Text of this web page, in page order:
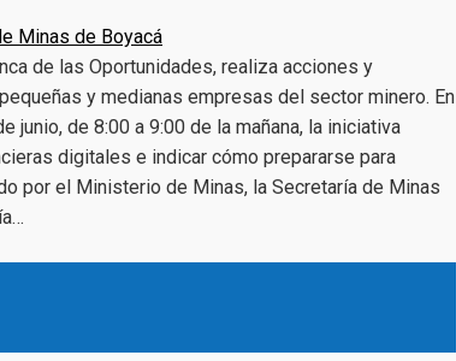
Minas de Boyacá
de las Oportunidades, realiza acciones y
y medianas empresas del sector minero. En
junio, de 8:00 a 9:00 de la mañana, la iniciativa
digitales e indicar cómo prepararse para
por el Ministerio de Minas, la Secretaría de Minas